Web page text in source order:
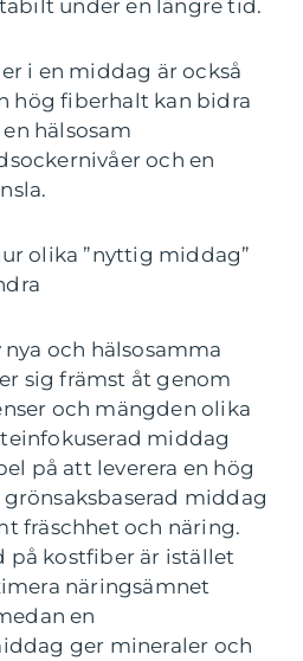
under en längre tid.
i en middag är också
hög fiberhalt kan bidra
hälsosam
och en
olika ”nyttig middag”
och hälsosamma
sig främst åt genom
och mängden olika
middag
på att leverera en hög
middag
fräschhet och näring.
på kostfiber är istället
näringsämnet
en
ger mineraler och